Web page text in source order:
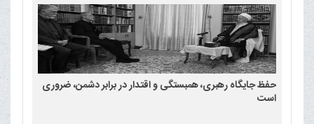
حفظ جایگاه رهبری، همبستگی و اقتدار در برابر دشمن، ضروری
است